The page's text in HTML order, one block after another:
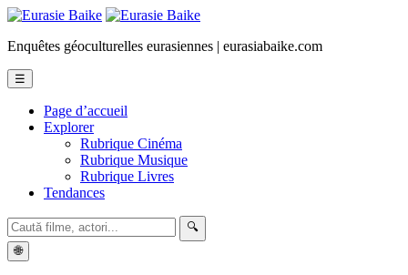
Enquêtes géoculturelles eurasiennes | eurasiabaike.com
☰
Page d’accueil
Explorer
Rubrique Cinéma
Rubrique Musique
Rubrique Livres
Tendances
🔍
🌐